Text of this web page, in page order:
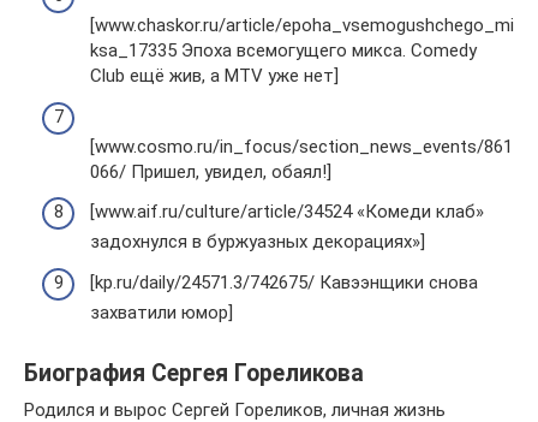
[www.chaskor.ru/article/epoha_vsemogushchego_mi
ksa_17335 Эпоха всемогущего микса. Comedy
Club ещё жив, а MTV уже нет]
[www.cosmo.ru/in_focus/section_news_events/861
066/ Пришел, увидел, обаял!]
[www.aif.ru/culture/article/34524 «Комеди клаб»
задохнулся в буржуазных декорациях»]
[kp.ru/daily/24571.3/742675/ Кавээнщики снова
захватили юмор]
Биография Сергея Гореликова
Родился и вырос Сергей Гореликов, личная жизнь